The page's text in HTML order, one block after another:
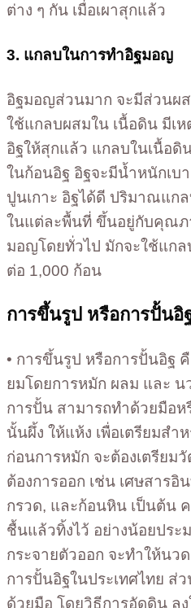
ต่าง ๆ กัน เมื่อเผาสุกแล้ว
3. แกลบในการทำอิฐมอญ
อิฐมอญส่วนมาก จะมีส่วนผ
ใช้แกลบผสมใน เนื้อดิน มีเห
อิฐให้สุกแล้ว แกลบในเนื้อดิ
ในก้อนอิฐ อิฐจะมีน้ำหนักเบ
ปูนเกาะ อิฐได้ดี ปริมาณแก
ในแต่ละพื้นที่ ขึ้นอยู่กับคุณภ
มอญโดยทั่วไป มักจะใช้แก
ต่อ 1,000 ก้อน
การขึ้นรูป หรือการปั้น
• การขึ้นรูป หรือการปั้นอิฐ
ยมโดยการหมัก ผลม และ
การปั้น สามารถทำด้วยมือห
นั้นผึ้ง ให้แห้ง เพื่อเตรียมสำ
ก่อนการหมัก จะต้องเตรียม
ต้องการออก เช่น เศษสาร
กรวด, และก้อนหิน เป็นต้น
ชื้นแล้วทิ้งไว้ อย่างน้อยประ
กระจายตัวออก จะทำให้นว
การปั้นอิฐในประเทศไทย ส่
ด้วยมือ โดยวิธีการอัดดิน ล